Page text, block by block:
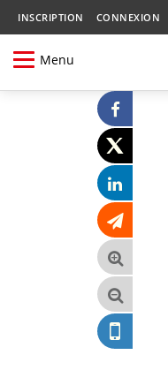
INSCRIPTION CONNEXION
Menu